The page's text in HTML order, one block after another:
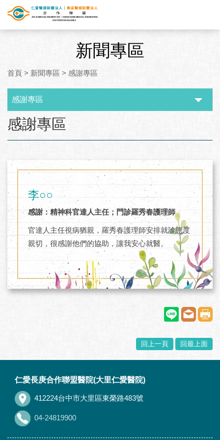
新聞專區
首頁 > 新聞專區 > 感謝專區
感謝專區
感謝專區
李○○
感謝：精神科官達人主任；門診羅秀春護理師
官達人主任視病猶親，羅秀春護理師安排就診態度
親切，很感謝他們的協助，讓我安心就醫。
回上一頁 回最上面
仁愛長庚合作聯盟醫院(大里仁愛醫院)
412224台中市大里區東榮路483號
04-24819900